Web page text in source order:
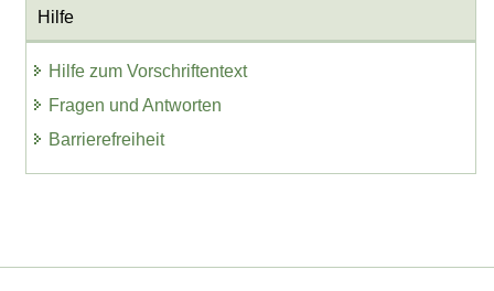
Hilfe
Hilfe zum Vorschriftentext
Fragen und Antworten
Barrierefreiheit